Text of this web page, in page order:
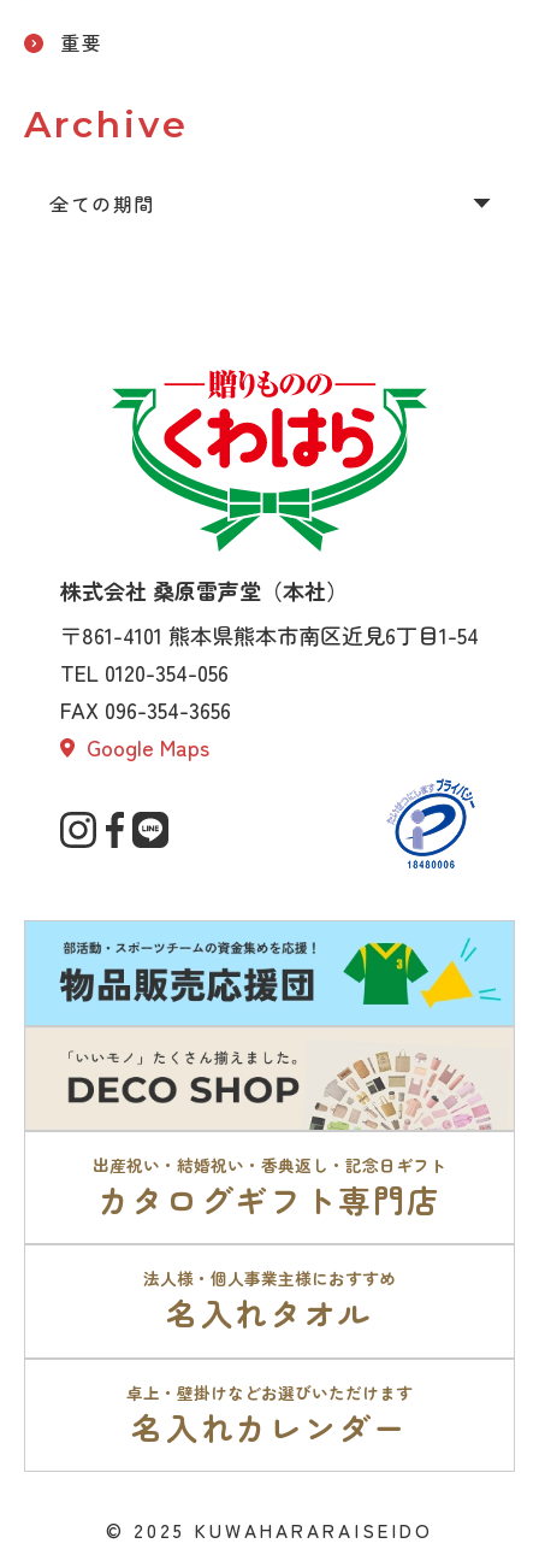
重要
Archive
株式会社 桑原雷声堂（本社）
〒861-4101 熊本県熊本市南区近見6丁目1-54
TEL 0120-354-056
FAX 096-354-3656
Google Maps
出産祝い・結婚祝い・香典返し・記念日ギフト
カタログギフト専門店
法人様・個人事業主様におすすめ
名入れタオル
卓上・壁掛けなどお選びいただけます
名入れカレンダー
© 2025 KUWAHARARAISEIDO